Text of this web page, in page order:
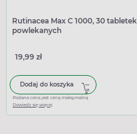
Rutinacea Max C 1000, 30 tabletek
powlekanych
19,99 zł
Dodaj do koszyka
Podana cena jest ceną maksymalną
Dowiedz się więcej